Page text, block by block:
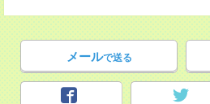
メールで送る